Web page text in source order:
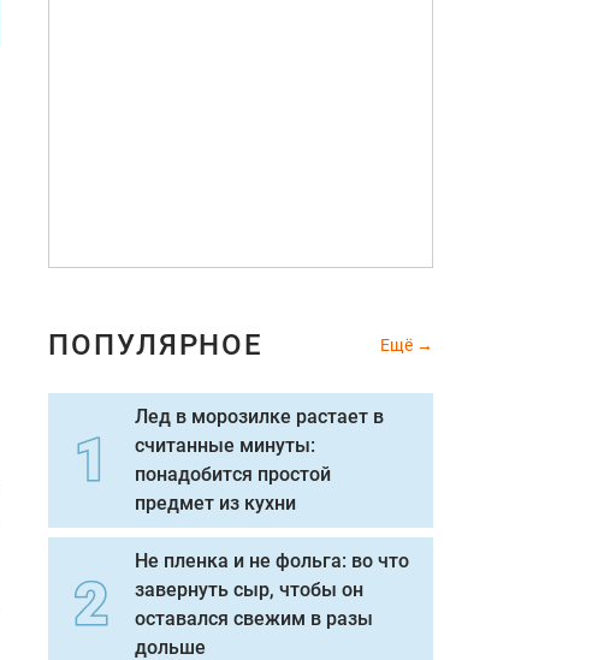
ПОПУЛЯРНОЕ Ещё
Лед в морозилке растает в
считанные минуты:
понадобится простой
предмет из кухни
Не пленка и не фольга: во что
завернуть сыр, чтобы он
оставался свежим в разы
дольше